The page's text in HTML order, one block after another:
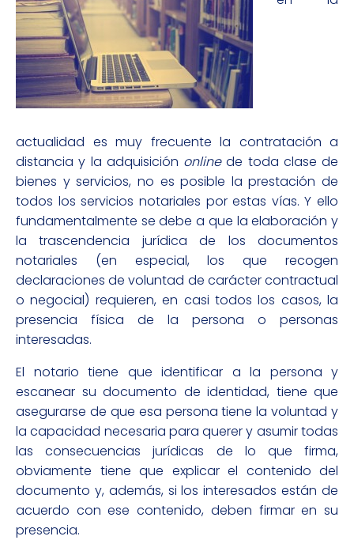
actualidad es muy frecuente la contratación a
distancia y la adquisición onlinede toda clase de
bienes y servicios, no es posible la prestación de
todos los servicios notariales por estas vías. Y ello
fundamentalmente se debe a que la elaboración y
la trascendencia jurídica de los documentos
notariales (en especial, los que recogen
declaraciones de voluntad de carácter contractual
o negocial) requieren, en casi todos los casos, la
presencia física de la persona o personas
interesadas.
El notario tiene que identificar a la persona y
escanear su documento de identidad, tiene que
asegurarse de que esa persona tiene la voluntad y
la capacidad necesaria para querer y asumir todas
las consecuencias jurídicas de lo que firma,
obviamente tiene que explicar el contenido del
documento y, además, si los interesados están de
acuerdo con ese contenido, deben firmar en su
presencia.